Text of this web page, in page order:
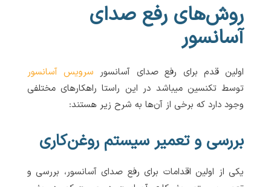
روش‌های رفع صدای
آسانسور
اولین قدم برای رفع صدای آسانسور سرویس آسانسور
توسط تکنسین میباشد در این راستا راهکارهای مختلفی
وجود دارد که برخی از آن‌ها به شرح زیر هستند:
بررسی و تعمیر سیستم روغن‌کاری
یکی از اولین اقدامات برای رفع صدای آسانسور، بررسی و